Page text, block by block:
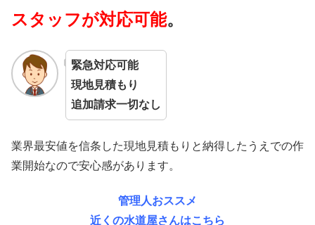
スタッフが対応可能。
緊急対応可能
現地見積もり
追加請求一切なし
業界最安値を信条した現地見積もりと納得したうえでの作
業開始なので安心感があります。
管理人おススメ
近くの水道屋さんはこちら